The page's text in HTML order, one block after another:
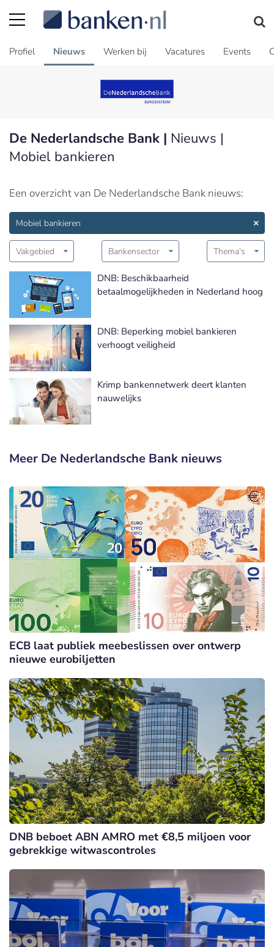
Profiel Nieuws Werken bij Vacatures Events
De Nederlandsche Bank | Nieuws |
Mobiel bankieren
Een overzicht van De Nederlandsche Bank nieuws:
Mobiel bankieren
Vakgebied Bankensector Thema's
DNB: Beschikbaarheid
betaalmogelijkheden in Nederland hoog
DNB: Beperking mobiel bankieren
verhoogt veiligheid
Krimp bankennetwerk deert klanten
nauwelijks
Meer De Nederlandsche Bank nieuws
ECB laat publiek meebeslissen over ontwerp
nieuwe eurobiljetten
DNB beboet ABN AMRO met €8,5 miljoen voor
gebrekkige witwascontroles